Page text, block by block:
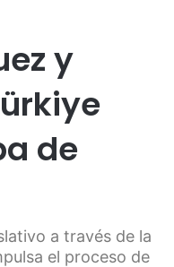
y
de
a través de la
el proceso de